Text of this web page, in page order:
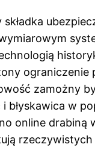
ograniczenie
zamożny
w
online drabiną